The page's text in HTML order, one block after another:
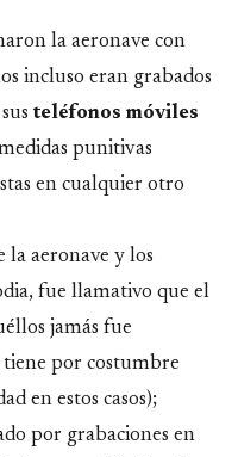
la aeronave con
incluso eran grabados
teléfonos móviles
punitivas
en cualquier otro
la aeronave y los
fue llamativo que el
jamás fue
tiene por costumbre
en estos casos);
por grabaciones en